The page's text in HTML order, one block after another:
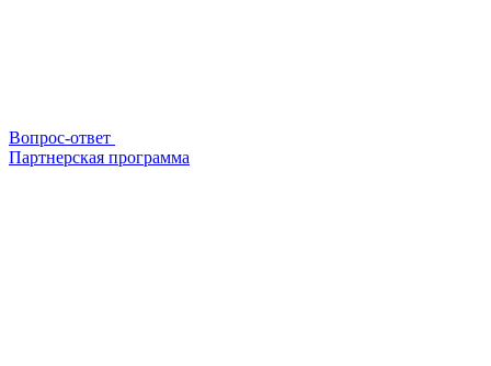
Вопрос-ответ
Партнерская программа